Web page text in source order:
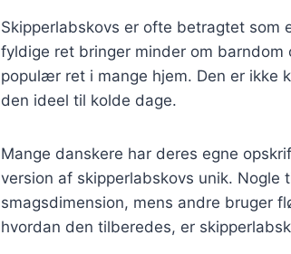
Skipperlabskovs er ofte betragtet som
fyldige ret bringer minder om
populær ret i mange hjem. Den er ikke
den ideel til kolde dage.
Mange danskere har deres egne
version af skipperlabskovs unik. Nogle
smagsdimension, mens andre bruger
hvordan den tilberedes, er